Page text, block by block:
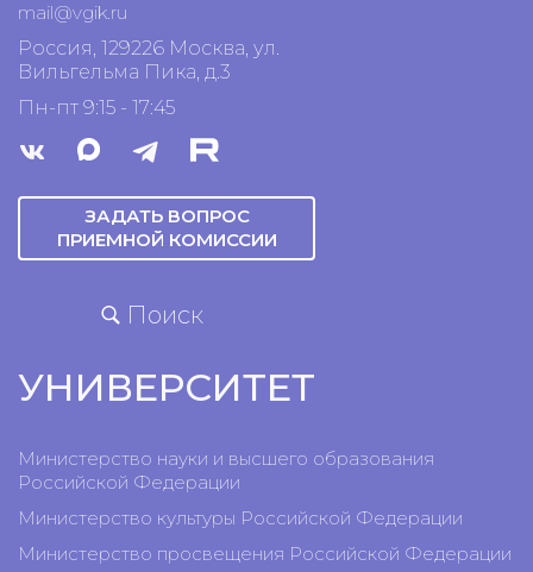
mail@vgik.ru
Россия, 129226 Москва, ул.
Вильгельма Пика, д.3
Пн-пт 9:15 - 17:45
ЗАДАТЬ ВОПРОС
ПРИЕМНОЙ КОМИССИИ
Поиск
УНИВЕРСИТЕТ
Министерство науки и высшего образования
Российской Федерации
Министерство культуры Российской Федерации
Министерство просвещения Российской Федерации